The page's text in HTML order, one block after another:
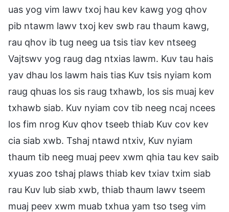
uas yog vim lawv txoj hau kev kawg yog qhov
pib ntawm lawv txoj kev swb rau thaum kawg,
rau qhov ib tug neeg ua tsis tiav kev ntseeg
Vajtswv yog raug dag ntxias lawm. Kuv tau hais
yav dhau los lawm hais tias Kuv tsis nyiam kom
raug qhuas los sis raug txhawb, los sis muaj kev
txhawb siab. Kuv nyiam cov tib neeg ncaj ncees
los fim nrog Kuv qhov tseeb thiab Kuv cov kev
cia siab xwb. Tshaj ntawd ntxiv, Kuv nyiam
thaum tib neeg muaj peev xwm qhia tau kev saib
xyuas zoo tshaj plaws thiab kev txiav txim siab
rau Kuv lub siab xwb, thiab thaum lawv tseem
muaj peev xwm muab txhua yam tso tseg vim